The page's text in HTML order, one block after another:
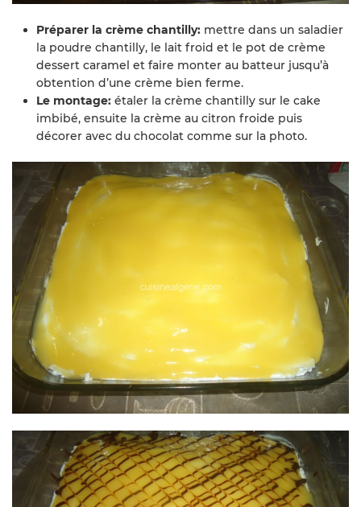
Préparer la crème chantilly: mettre dans un saladier
la poudre chantilly, le lait froid et le pot de crème
dessert caramel et faire monter au batteur jusqu’à
obtention d’une crème bien ferme.
Le montage: étaler la crème chantilly sur le cake
imbibé, ensuite la crème au citron froide puis
décorer avec du chocolat comme sur la photo.